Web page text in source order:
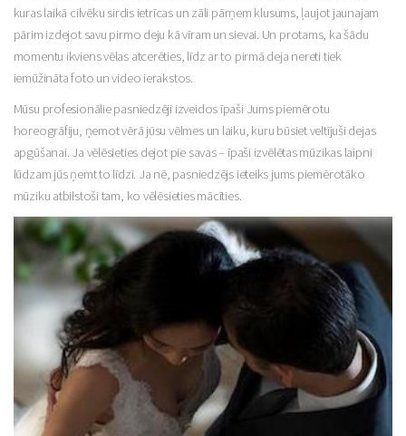
kuras laikā cilvēku sirdis ietrīcas un zāli pārņem klusums, ļaujot jaunajam
pārim izdejot savu pirmo deju kā vīram un sievai. Un protams, ka šādu
momentu ikviens vēlas atcerēties, līdz ar to pirmā deja nereti tiek
iemūžināta foto un video ierakstos.
Mūsu profesionālie pasniedzēji izveidos īpaši Jums piemērotu
horeogrāfiju, ņemot vērā jūsu vēlmes un laiku, kuru būsiet veltījuši dejas
apgūšanai. Ja vēlēsieties dejot pie savas – īpaši izvēlētas mūzikas laipni
lūdzam jūs ņemt to līdzi. Ja nē, pasniedzējs ieteiks jums piemērotāko
mūziku atbilstoši tam, ko vēlēsieties mācīties.